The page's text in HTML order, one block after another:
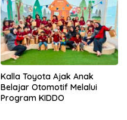
Kalla Toyota Ajak Anak
Belajar Otomotif Melalui
Program KIDDO